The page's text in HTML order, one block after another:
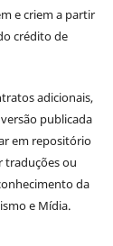
e criem a partir
crédito de
adicionais,
publicada
em repositório
traduções ou
da
e Mídia.